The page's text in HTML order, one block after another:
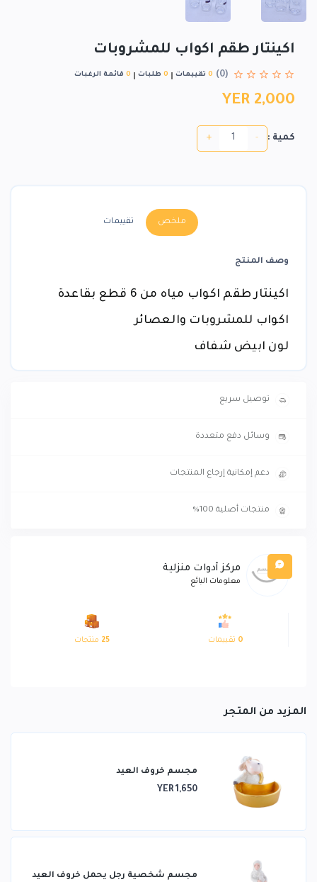
اكينتار طقم اكواب للمشروبات
(0)
0 تقييمات 0 طلبات 0 قائمة الرغبات
YER 2,000
كمية : -
+
ملخص تقييمات
وصف المنتج
اكينتار طقم اكواب مياه من 6 قطع بقاعدة
اكواب للمشروبات والعصائر
لون ابيض شفاف
توصيل سريع
وسائل دفع متعددة
دعم إمكانية إرجاع المنتجات
منتجات أصلية 100%
مركز أدوات منزلية
معلومات البائع
0 تقييمات 25 منتجات
المزيد من المتجر
مجسم خروف العيد
YER 1,650
مجسم شخصية رجل يحمل خروف العيد